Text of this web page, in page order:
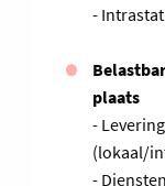
- Intrastat
plaats
-
(lokaal/
- Diensten